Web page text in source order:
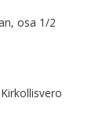
osa 1/2
Kirkollisvero